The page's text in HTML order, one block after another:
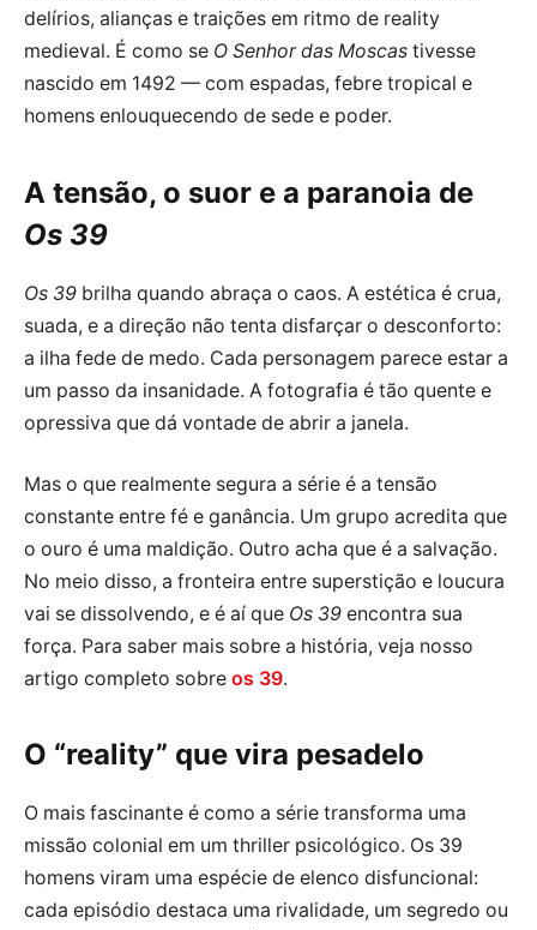
delírios, alianças e traições em ritmo de reality
medieval. É como se O Senhor das Moscas tivesse
nascido em 1492 — com espadas, febre tropical e
homens enlouquecendo de sede e poder.
A tensão, o suor e a paranoia de
Os 39
Os 39 brilha quando abraça o caos. A estética é crua,
suada, e a direção não tenta disfarçar o desconforto:
a ilha fede de medo. Cada personagem parece estar a
um passo da insanidade. A fotografia é tão quente e
opressiva que dá vontade de abrir a janela.
Mas o que realmente segura a série é a tensão
constante entre fé e ganância. Um grupo acredita que
o ouro é uma maldição. Outro acha que é a salvação.
No meio disso, a fronteira entre superstição e loucura
vai se dissolvendo, e é aí que Os 39 encontra sua
força. Para saber mais sobre a história, veja nosso
artigo completo sobre os 39.
O “reality” que vira pesadelo
O mais fascinante é como a série transforma uma
missão colonial em um thriller psicológico. Os 39
homens viram uma espécie de elenco disfuncional:
cada episódio destaca uma rivalidade, um segredo ou